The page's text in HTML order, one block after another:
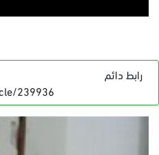
رابط دائم
239936